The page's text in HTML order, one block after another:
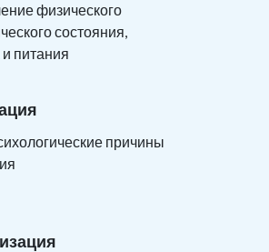
физического
состояния,
питания
причины